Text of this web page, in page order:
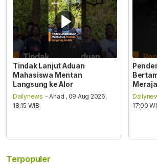
Tindak Lanjut Aduan
Mahasiswa Mentan
Langsung ke Alor
Dailynews - Ahad , 09 Aug 2026,
18:15 WIB
17:00
Terpopuler